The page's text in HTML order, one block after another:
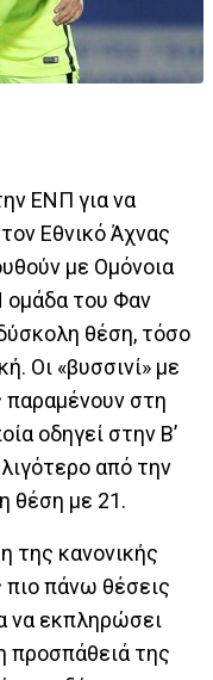
ΕΝΠ για να
Εθνικό Άχνας
με Ομόνοια
ομάδα του Φαν
θέση, τόσο
Οι «βυσσινί» με
παραμένουν στη
οδηγεί στην Β’
από την
θέση με 21.
της κανονικής
πιο πάνω θέσεις
να εκπληρώσει
προσπάθειά της